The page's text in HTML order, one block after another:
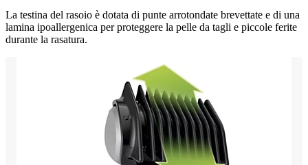
La testina del rasoio è dotata di punte arrotondate brevettate e di una
lamina ipoallergenica per proteggere la pelle da tagli e piccole ferite
durante la rasatura.